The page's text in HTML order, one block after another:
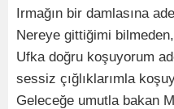
Irmağın bir damlasına
Nereye gittiğimi
Ufka doğru koşuyorum
sessiz çığlıklarımla
Geleceğe umutla bakan